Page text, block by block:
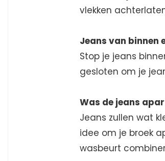
vlekken
Jeans van binnen
Stop je jeans
gesloten om je
Was de jeans
Jeans zullen wat
idee om je broek
wasbeurt